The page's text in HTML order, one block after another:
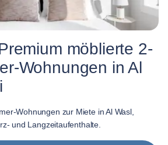
möblierte 2-
Wohnungen in Al
Wohnungen zur Miete in Al Wasl,
und Langzeitaufenthalte.